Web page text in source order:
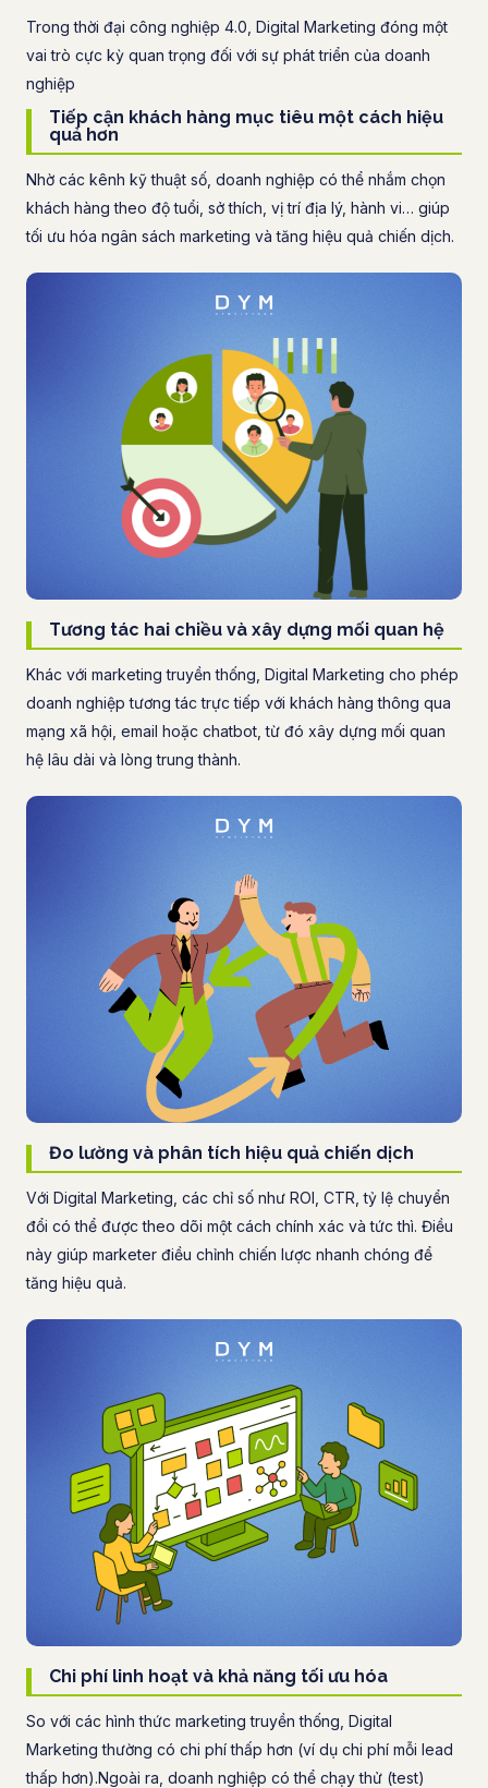
Trong thời đại công nghiệp 4.0, Digital Marketing đóng một
vai trò cực kỳ quan trọng đối với sự phát triển của doanh
nghiệp
Tiếp cận khách hàng mục tiêu một cách hiệu
quả hơn
Nhờ các kênh kỹ thuật số, doanh nghiệp có thể nhắm chọn
khách hàng theo độ tuổi, sở thích, vị trí địa lý, hành vi… giúp
tối ưu hóa ngân sách marketing và tăng hiệu quả chiến dịch.
Tương tác hai chiều và xây dựng mối quan hệ
Khác với marketing truyền thống, Digital Marketing cho phép
doanh nghiệp tương tác trực tiếp với khách hàng thông qua
mạng xã hội, email hoặc chatbot, từ đó xây dựng mối quan
hệ lâu dài và lòng trung thành.
Đo lường và phân tích hiệu quả chiến dịch
Với Digital Marketing, các chỉ số như ROI, CTR, tỷ lệ chuyển
đổi có thể được theo dõi một cách chính xác và tức thì. Điều
này giúp marketer điều chỉnh chiến lược nhanh chóng để
tăng hiệu quả.
Chi phí linh hoạt và khả năng tối ưu hóa
So với các hình thức marketing truyền thống, Digital
Marketing thường có chi phí thấp hơn (ví dụ chi phí mỗi lead
thấp hơn).Ngoài ra, doanh nghiệp có thể chạy thử (test)